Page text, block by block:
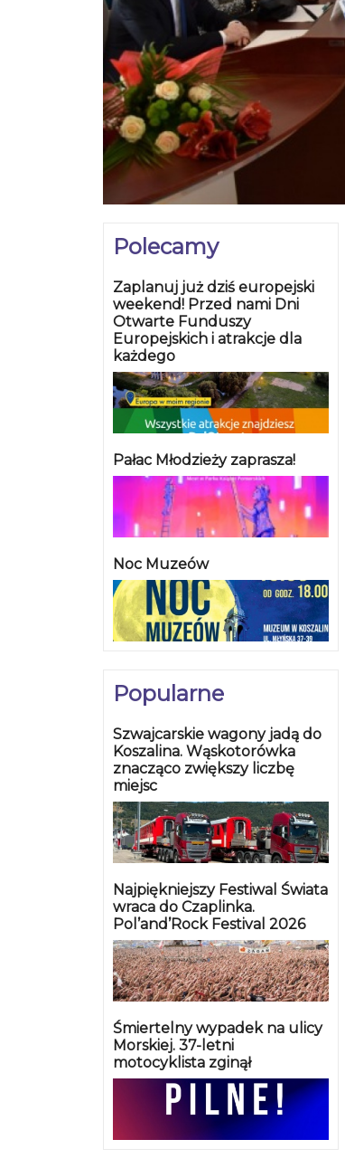
Polecamy
Zaplanuj już dziś europejski
weekend! Przed nami Dni
Otwarte Funduszy
Europejskich i atrakcje dla
każdego
Pałac Młodzieży zaprasza!
Noc Muzeów
Popularne
Szwajcarskie wagony jadą do
Koszalina. Wąskotorówka
znacząco zwiększy liczbę
miejsc
Najpiękniejszy Festiwal Świata
wraca do Czaplinka.
Pol’and’Rock Festival 2026
Śmiertelny wypadek na ulicy
Morskiej. 37-letni
motocyklista zginął